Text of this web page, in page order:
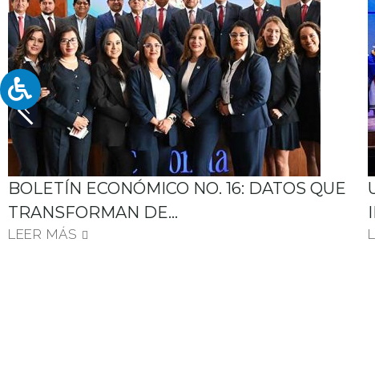
BOLETÍN ECONÓMICO NO. 16: DATOS QUE
TRANSFORMAN DE…
LEER MÁS